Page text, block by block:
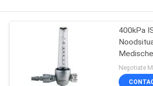
PRODUCTEN
ONGEVEER
Medische
400kPa
de
de
Negotiate